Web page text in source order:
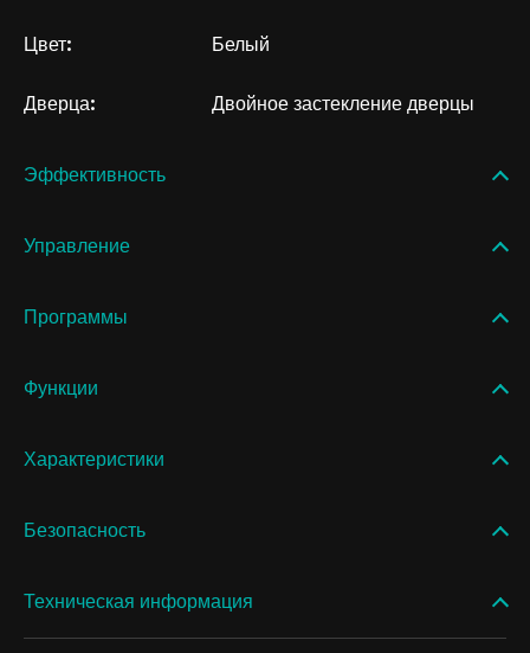
Цвет: Белый
Дверца: Двойное застекление дверцы
Эффективность
Управление
Программы
Функции
Характеристики
Безопасность
Техническая информация